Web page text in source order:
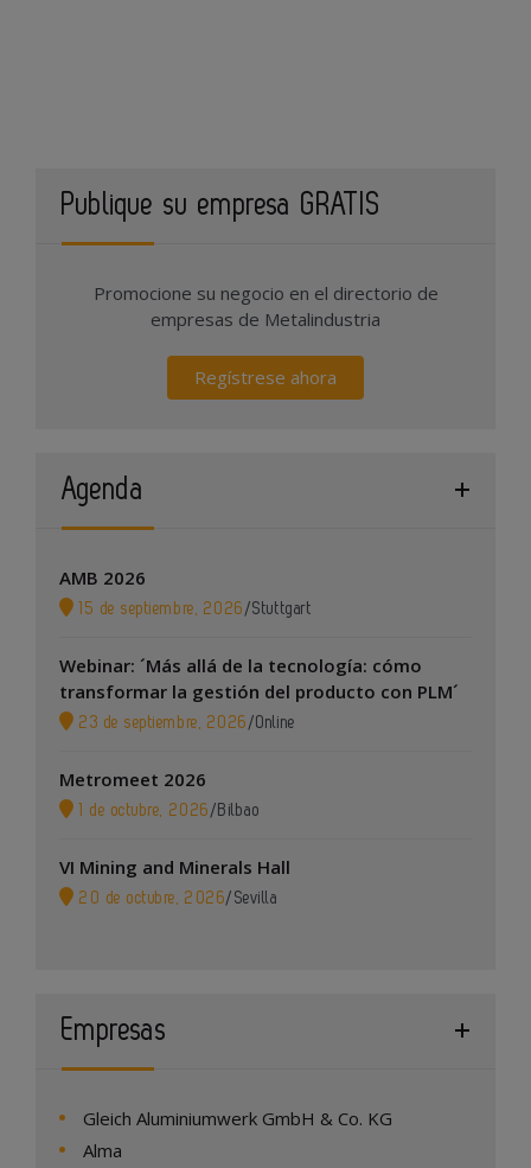
Publique su empresa GRATIS
Promocione su negocio en el directorio de
empresas de Metalindustria
Regístrese ahora
Agenda
AMB 2026
15 de septiembre, 2026 /Stuttgart
Webinar: ´Más allá de la tecnología: cómo
transformar la gestión del producto con PLM´
23 de septiembre, 2026 /Online
Metromeet 2026
1 de octubre, 2026 / Bilbao
VI Mining and Minerals Hall
20 de octubre, 2026/ Sevilla
Empresas
Gleich Aluminiumwerk GmbH & Co. KG
Alma